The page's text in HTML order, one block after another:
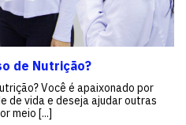
de Nutrição?
Você é apaixonado por
de vida e deseja ajudar outras
meio [...]